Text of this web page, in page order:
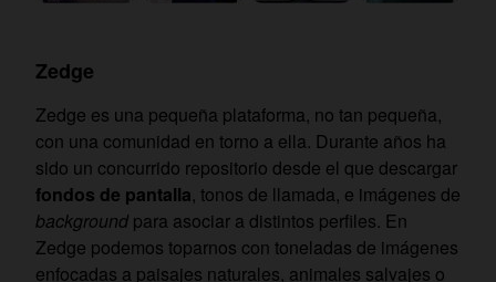
Zedge
Zedge es una pequeña plataforma, no tan pequeña,
con una comunidad en torno a ella. Durante años ha
sido un concurrido repositorio desde el que descargar
fondos de pantalla, tonos de llamada, e imágenes de
background para asociar a distintos perfiles. En
Zedge podemos toparnos con toneladas de imágenes
enfocadas a paisajes naturales, animales salvajes o